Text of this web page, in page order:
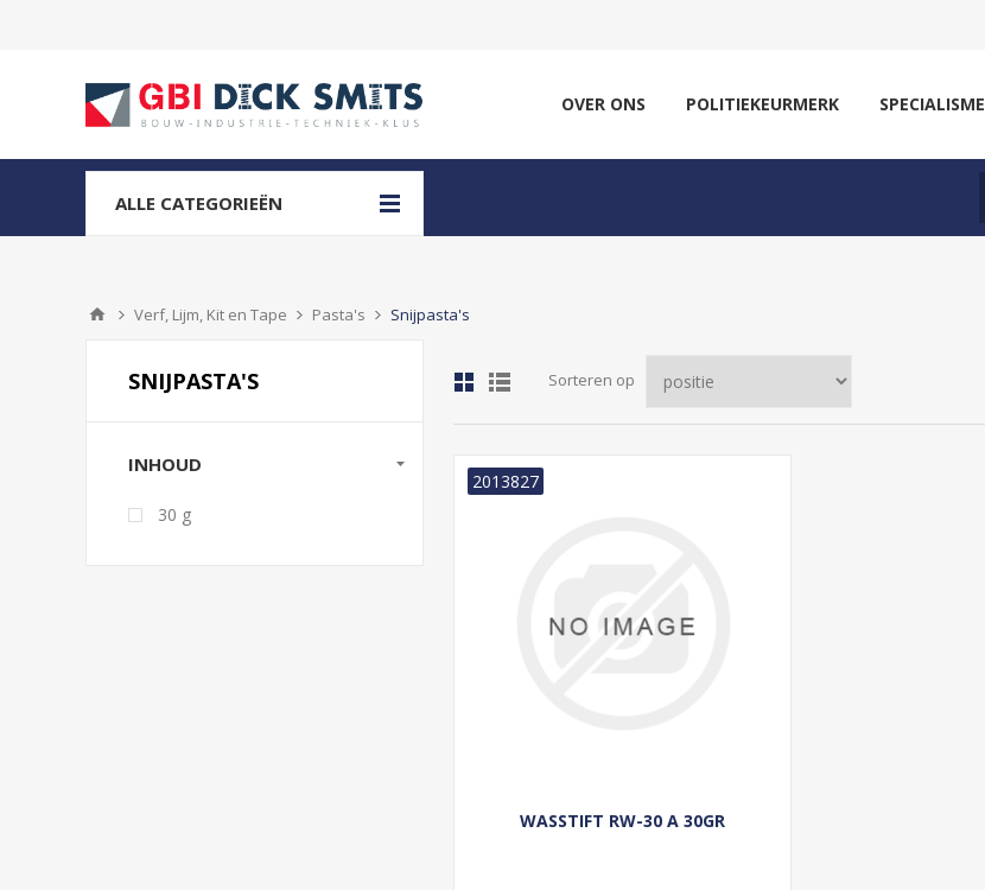
OVER ONS POLITIEKEURMERK SPECIALISME
ALLE CATEGORIEËN
Verf, Lijm, Kit en Tape Pasta's Snijpasta's
Sorteren op
WASSTIFT RW-30 A 30GR
2013827
SNIJPASTA'S
INHOUD
30 g